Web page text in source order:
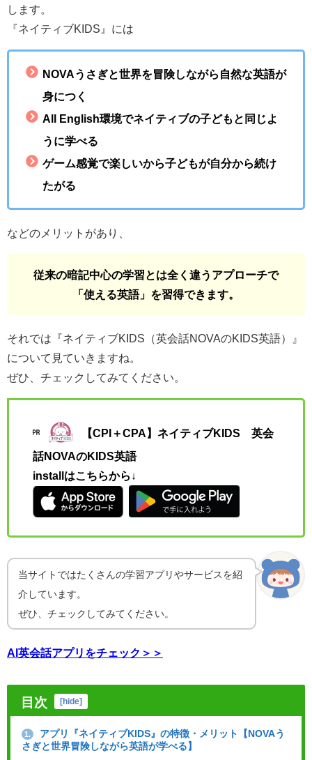
します。
『ネイティブKIDS』には
NOVAうさぎと世界を冒険しながら自然な英語が
身につく
All English環境でネイティブの子どもと同じよ
うに学べる
ゲーム感覚で楽しいから子どもが自分から続け
たがる
などのメリットがあり、
従来の暗記中心の学習とは全く違うアプローチで
「使える英語」を習得できます。
それでは『ネイティブKIDS（英会話NOVAのKIDS英語）』
について見ていきますね。
ぜひ、チェックしてみてください。
【CPI＋CPA】ネイティブKIDS 英会
話NOVAのKIDS英語
installはこちらから↓
当サイトではたくさんの学習アプリやサービスを紹
介しています。
ぜひ、チェックしてみてください。
AI英会話アプリをチェック＞＞
目次 [hide]
1.
アプリ『ネイティブKIDS』の特徴・メリット【NOVAう
さぎと世界冒険しながら英語が学べる】